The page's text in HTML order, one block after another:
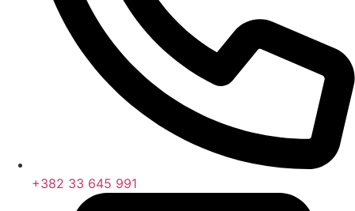
+382 33 645 991